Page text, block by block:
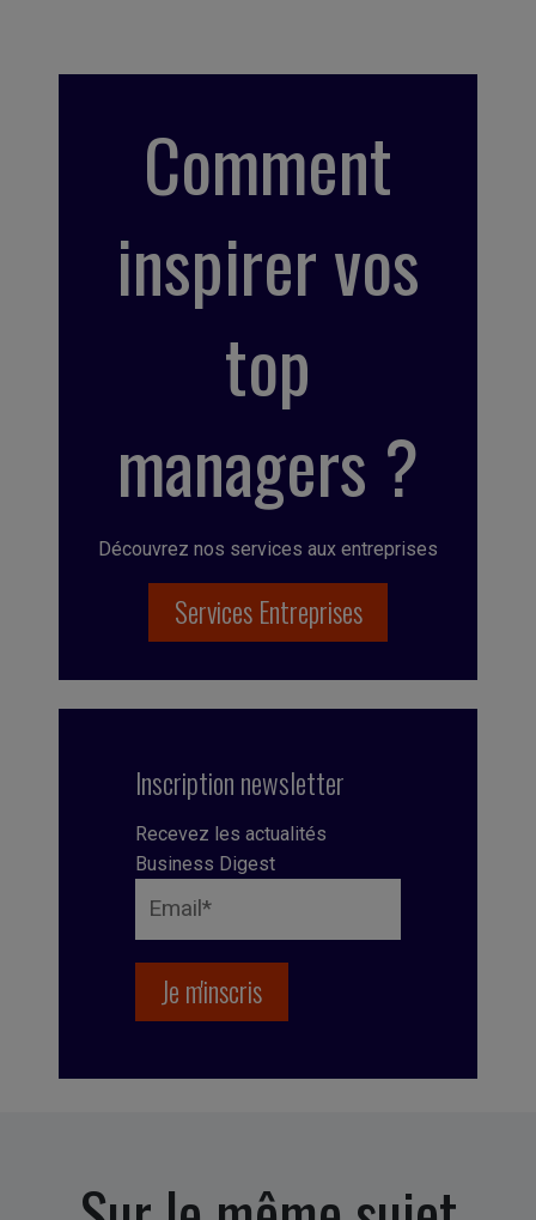
Comment
inspirer vos
top
managers ?
Découvrez nos services aux entreprises
Services Entreprises
Inscription newsletter
Recevez les actualités
Business Digest